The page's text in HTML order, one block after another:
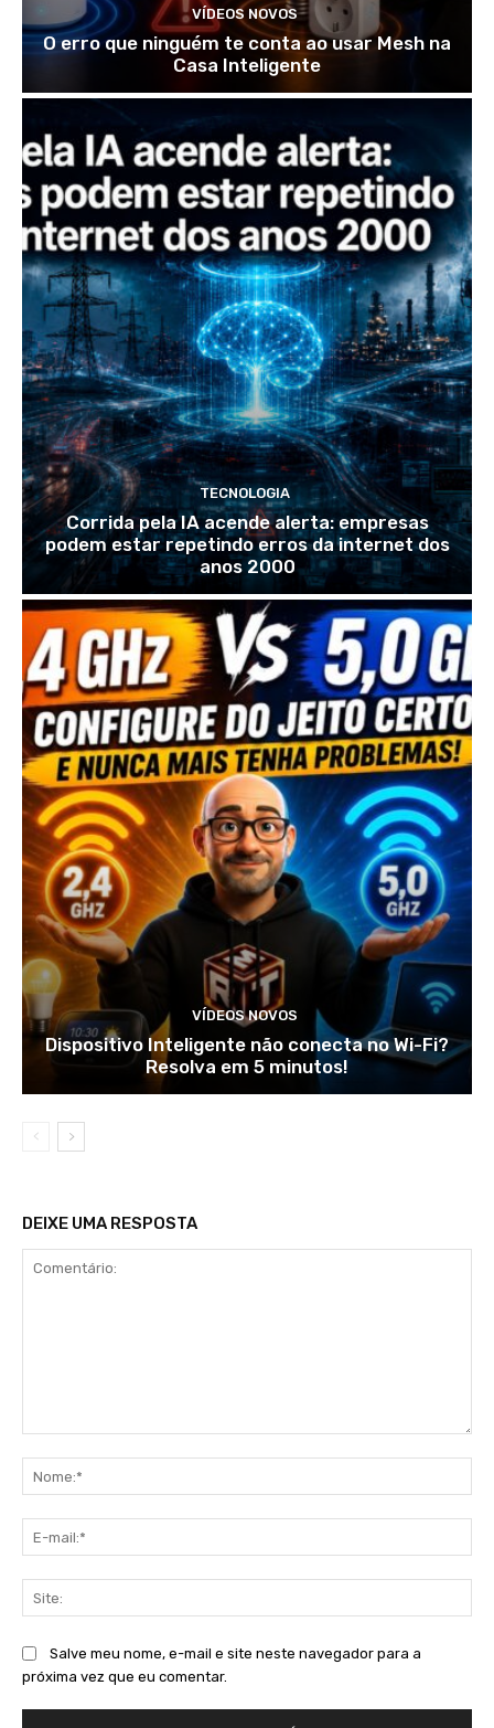
VÍDEOS NOVOS
O erro que ninguém te conta ao usar Mesh na
Casa Inteligente
TECNOLOGIA
Corrida pela IA acende alerta: empresas
podem estar repetindo erros da internet dos
anos 2000
VÍDEOS NOVOS
Dispositivo Inteligente não conecta no Wi-Fi?
Resolva em 5 minutos!
DEIXE UMA RESPOSTA
Salve meu nome, e-mail e site neste navegador para a
próxima vez que eu comentar.